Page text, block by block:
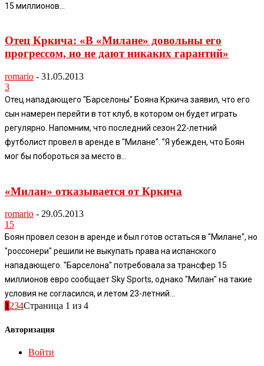
15 миллионов...
Отец Кркича: «В «Милане» довольны его
прогрессом, но не дают никаких гарантий»
romario - 31.05.2013
3
Отец нападающего "Барселоны" Бояна Кркича заявил, что его
сын намерен перейти в тот клуб, в котором он будет играть
регулярно. Напомним, что последний сезон 22-летний
футболист провел в аренде в "Милане". "Я убежден, что Боян
мог бы побороться за место в...
«Милан» отказывается от Кркича
romario - 29.05.2013
15
Боян провел сезон в аренде и был готов остаться в "Милане", но
"россонери" решили не выкупать права на испанского
нападающего. "Барселона" потребовала за трансфер 15
миллионов евро сообщает Sky Sports, однако "Милан" на такие
условия не согласился, и летом 23-летний...
1234Страница 1 из 4
Авторизация
Войти